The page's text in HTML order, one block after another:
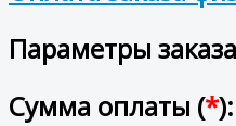
Параметры
Сумма оплаты (*):